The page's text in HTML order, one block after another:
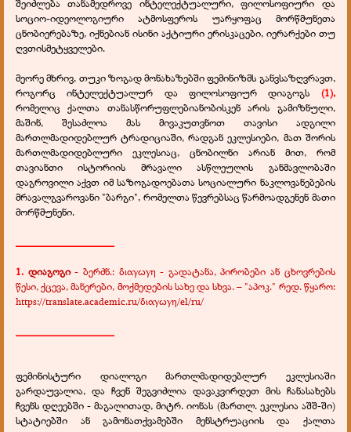
შეიძლება თანამედროვე ინტელექტუალური, ფილოსოფიური და
სოციო-იდეოლოგიური ატმოსფეროს უარყოფაც მორწმუნეთა
ცნობიერებაზე, იქნებიან ისინი აქტიური ერისკაცები, იერარქები თუ
ღვთისმეტყველები.
მეორე მხრივ, თუკი ზოგად მონახაზებში ფემინიზმს განვსაზღვრავთ,
როგორც ინტელექტუალურ და ფილოსოფიურ დიაგოგს (1),
რომელიც ქალთა თანასწორუფლებიანობისკენ არის გამიზნული,
მაშინ, შესაძლოა მას მივაკუთვნოთ თავისი ადგილი
მართლმადიდებლურ ტრადიციაში, რადგან ეკლესიები, მათ შორის
მართლმადიდებლური ეკლესიაც, ცნობილნი არიან მით, რომ
თავიანთი ისტორიის მრავალი ასწლეულის განმავლობაში
დაგროვილი აქვთ იმ საზოგადოებათა სოციალური ნაკლოვანებების
მრავალგვაროვანი "ბარგი", რომელთა წევრებსაც წარმოადგენენ მათი
მორწმუნენი.
1. დიაგოგი- ბერძნ.: διαγωγη - გადატანა, პირობები ან ცხოვრების
წესი, ქცევა, მანერები, მოქმედების სახე და სხვა. – "აპოკ." რედ. წყარო:
https://translate.academic.ru/διαγωγη/el/ru/
ფემინისტური დიალოგი მართლმადიდებლურ ეკლესიაში
გარდაუვალია, და ჩვენ შეგვიძლია დავაკვირდეთ მის ჩანასახებს
ჩვენს დღეებში - მაგალითად, მიტრ. იონას (მართლ. ეკლესია აშშ-ში)
სტატიებში ან გამონათქვამებში მენსტრუაციის და ქალთა